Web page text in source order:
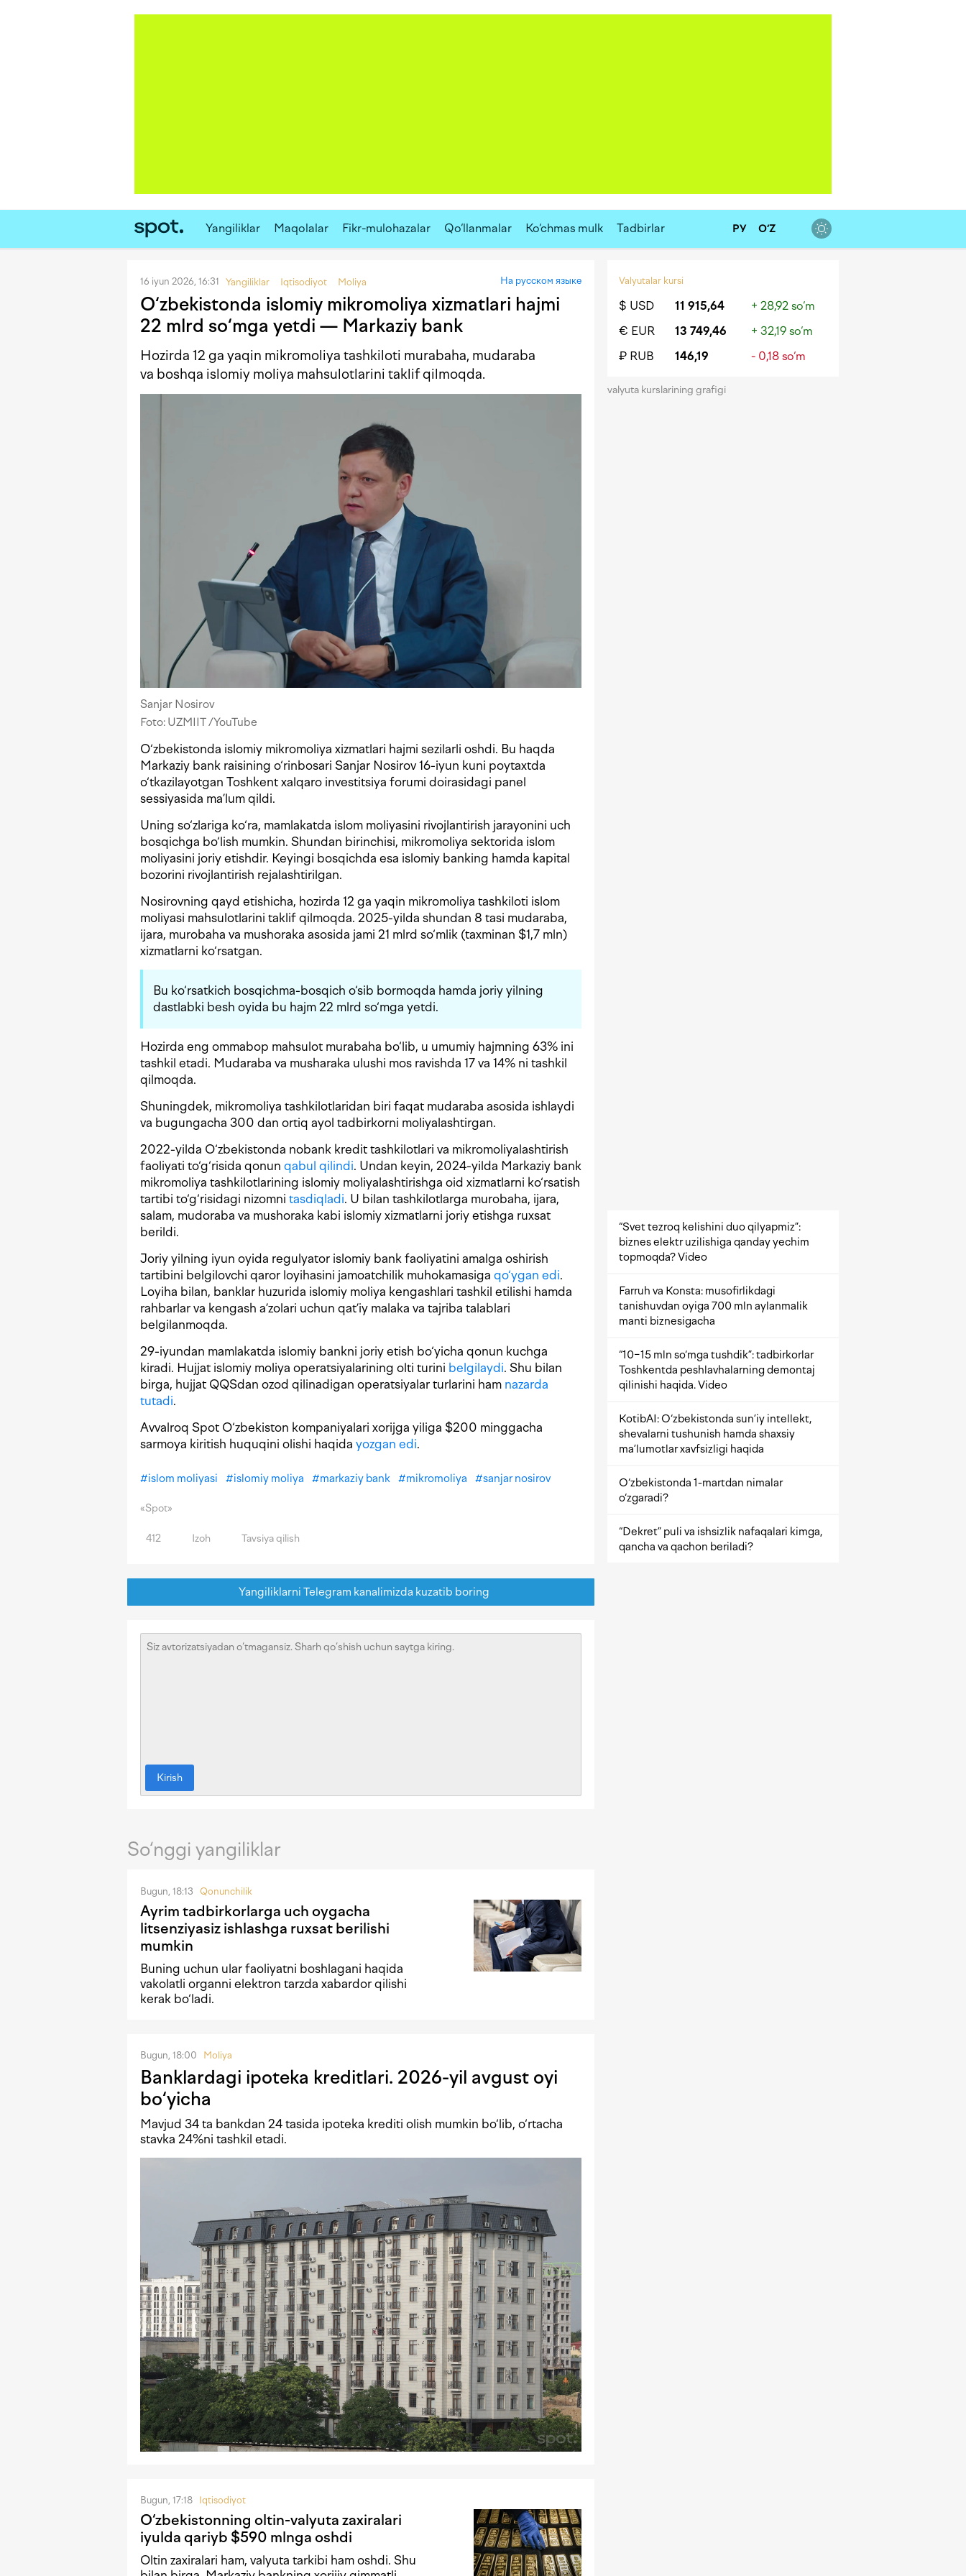
Yangiliklar Maqolalar Fikr-mulohazalar Qo‘llanmalar Ko‘chmas mulk Tadbirlar РУ O‘Z
16 iyun 2026, 16:31 Yangiliklar Iqtisodiyot Moliya На русском языке
O‘zbekistonda islomiy mikromoliya xizmatlari hajmi
22 mlrd so‘mga yetdi — Markaziy bank
Hozirda 12 ga yaqin mikromoliya tashkiloti murabaha, mudaraba
va boshqa islomiy moliya mahsulotlarini taklif qilmoqda.
Sanjar Nosirov
Foto: UZMIIT /YouTube
O‘zbekistonda islomiy mikromoliya xizmatlari hajmi sezilarli oshdi. Bu haqda
Markaziy bank raisining o‘rinbosari Sanjar Nosirov 16-iyun kuni poytaxtda
o‘tkazilayotgan Toshkent xalqaro investitsiya forumi doirasidagi panel
sessiyasida ma’lum qildi.
Uning so‘zlariga ko‘ra, mamlakatda islom moliyasini rivojlantirish jarayonini uch
bosqichga bo‘lish mumkin. Shundan birinchisi, mikromoliya sektorida islom
moliyasini joriy etishdir. Keyingi bosqichda esa islomiy banking hamda kapital
bozorini rivojlantirish rejalashtirilgan.
Nosirovning qayd etishicha, hozirda 12 ga yaqin mikromoliya tashkiloti islom
moliyasi mahsulotlarini taklif qilmoqda. 2025-yilda shundan 8 tasi mudaraba,
ijara, murobaha va mushoraka asosida jami 21 mlrd so‘mlik (taxminan $1,7 mln)
xizmatlarni ko‘rsatgan.
Bu ko‘rsatkich bosqichma-bosqich o‘sib bormoqda hamda joriy yilning
dastlabki besh oyida bu hajm 22 mlrd so‘mga yetdi.
Hozirda eng ommabop mahsulot murabaha bo‘lib, u umumiy hajmning 63% ini
tashkil etadi. Mudaraba va musharaka ulushi mos ravishda 17 va 14% ni tashkil
qilmoqda.
Shuningdek, mikromoliya tashkilotlaridan biri faqat mudaraba asosida ishlaydi
va bugungacha 300 dan ortiq ayol tadbirkorni moliyalashtirgan.
2022-yilda O‘zbekistonda nobank kredit tashkilotlari va mikromoliyalashtirish
faoliyati to‘g‘risida qonun qabul qilindi. Undan keyin, 2024-yilda Markaziy bank
mikromoliya tashkilotlarining islomiy moliyalashtirishga oid xizmatlarni ko‘rsatish
tartibi to‘g‘risidagi nizomni tasdiqladi. U bilan tashkilotlarga murobaha, ijara,
salam, mudoraba va mushoraka kabi islomiy xizmatlarni joriy etishga ruxsat
berildi.
Joriy yilning iyun oyida regulyator islomiy bank faoliyatini amalga oshirish
tartibini belgilovchi qaror loyihasini jamoatchilik muhokamasiga qo‘ygan edi.
Loyiha bilan, banklar huzurida islomiy moliya kengashlari tashkil etilishi hamda
rahbarlar va kengash a’zolari uchun qat’iy malaka va tajriba talablari
belgilanmoqda.
29-iyundan mamlakatda islomiy bankni joriy etish bo‘yicha qonun kuchga
kiradi. Hujjat islomiy moliya operatsiyalarining olti turini belgilaydi. Shu bilan
birga, hujjat QQSdan ozod qilinadigan operatsiyalar turlarini ham nazarda
tutadi.
Avvalroq Spot O‘zbekiston kompaniyalari xorijga yiliga $200 minggacha
sarmoya kiritish huquqini olishi haqida yozgan edi.
#islom moliyasi #islomiy moliya #markaziy bank #mikromoliya #sanjar nosirov
«Spot»
412 Izoh Tavsiya qilish
Yangiliklarni Telegram kanalimizda kuzatib boring
Kirish
So‘nggi yangiliklar
Bugun, 18:13 Qonunchilik
Ayrim tadbirkorlarga uch oygacha
litsenziyasiz ishlashga ruxsat berilishi
mumkin
Buning uchun ular faoliyatni boshlagani haqida
vakolatli organni elektron tarzda xabardor qilishi
kerak bo‘ladi.
Bugun, 18:00 Moliya
Banklardagi ipoteka kreditlari. 2026-yil avgust oyi
bo‘yicha
Mavjud 34 ta bankdan 24 tasida ipoteka krediti olish mumkin bo‘lib, o‘rtacha
stavka 24%ni tashkil etadi.
Bugun, 17:18 Iqtisodiyot
O‘zbekistonning oltin-valyuta zaxiralari
iyulda qariyb $590 mlnga oshdi
Oltin zaxiralari ham, valyuta tarkibi ham oshdi. Shu
Valyutalar kursi
$ USD 11 915,64
+ 28,92 so‘m
€ EUR
13 749,46
+ 32,19 so‘m
₽ RUB
146,19 - 0,18 so‘m
valyuta kurslarining grafigi
“Svet tezroq kelishini duo qilyapmiz”:
biznes elektr uzilishiga qanday yechim
topmoqda? Video
Farruh va Konsta: musofirlikdagi
tanishuvdan oyiga 700 mln aylanmalik
manti biznesigacha
“10−15 mln so‘mga tushdik”: tadbirkorlar
Toshkentda peshlavhalarning demontaj
qilinishi haqida. Video
KotibAI: O‘zbekistonda sun’iy intellekt,
shevalarni tushunish hamda shaxsiy
ma’lumotlar xavfsizligi haqida
O‘zbekistonda 1-martdan nimalar
o‘zgaradi?
“Dekret” puli va ishsizlik nafaqalari kimga,
qancha va qachon beriladi?